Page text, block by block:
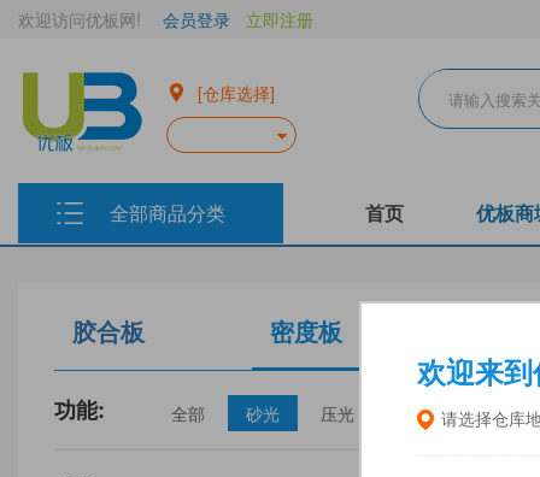
欢迎来到
请选择仓库
欢迎访问优板网! 会员登录 立即注册
[仓库选择]
全部商品分类 首页 优板商
胶合板 密度板
功能: 全部 砂光 压光 家具 门板